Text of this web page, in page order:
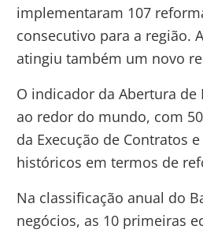
implementaram 107
consecutivo para a região.
atingiu também um novo
O indicador da Abertura
ao redor do mundo, com
da Execução de Contratos
históricos em termos de
Na classificação anual do
negócios, as 10 primeiras